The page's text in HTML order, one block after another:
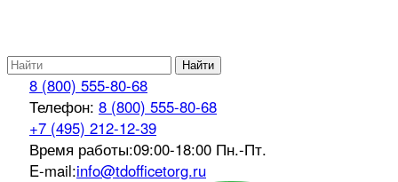
Найти
8 (800) 555-80-68
Телефон: 8 (800) 555-80-68
+7 (495) 212-12-39
Время работы:09:00-18:00 Пн.-Пт.
E-mail:info@tdofficetorg.ru